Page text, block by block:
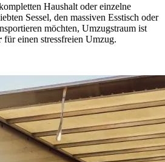
Haushalt oder einzelne
Sessel, den massiven Esstisch oder
möchten, Umzugstraum ist
für einen stressfreien Umzug.